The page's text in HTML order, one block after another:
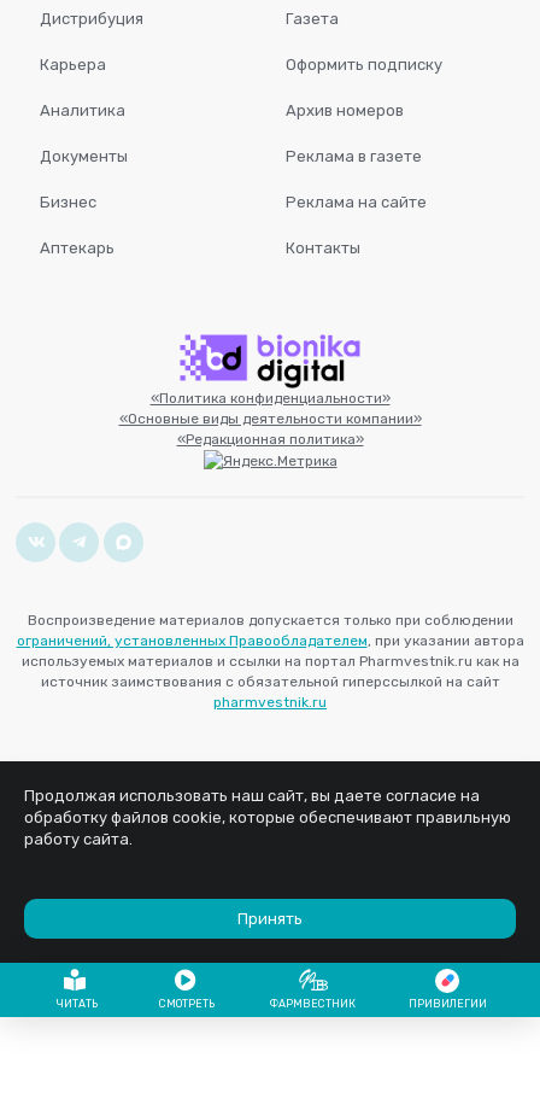
«Политика конфиденциальности»
«Основные виды деятельности компании»
«Редакционная политика»
Дистрибуция
Карьера
Аналитика
Документы
Бизнес
Аптекарь
Газета
Оформить подписку
Архив номеров
Реклама в газете
Реклама на сайте
Контакты
Воспроизведение материалов допускается только при соблюдении
ограничений, установленных Правообладателем, при указании автора
используемых материалов и ссылки на портал Pharmvestnik.ru как на
источник заимствования с обязательной гиперссылкой на сайт
pharmvestnik.ru
Продолжая использовать наш сайт, вы даете согласие на
обработку файлов cookie, которые обеспечивают правильную
работу сайта.
Принять
ЧИТАТЬ СМОТРЕТЬ ФАРМВЕСТНИК ПРИВИЛЕГИИ